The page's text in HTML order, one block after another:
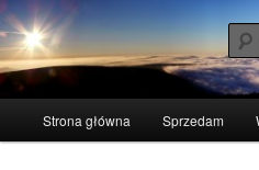
Przeskocz
do
tekstu
acogitosis
polscy naukowcy udowodnili:
Strona główna Sprzedam